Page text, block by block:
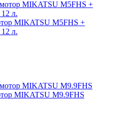
MIKATSU M5FHS +
л.
MIKATSU M9.9FHS